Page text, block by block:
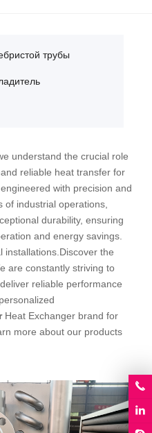
трубы
understand the crucial role
reliable heat transfer for
with precision and
of industrial operations,
durability, ensuring
and energy savings.
installations.Discover the
are constantly striving to
reliable performance
Heat Exchanger brand for
more about our products